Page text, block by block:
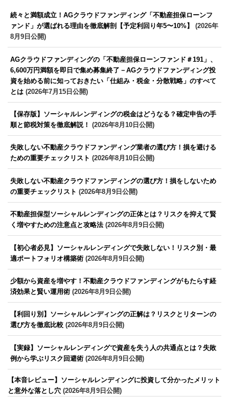
続々と満額成立！AGクラウドファンディング「不動産担保ローンフ
ァンド」が選ばれる理由を徹底解剖【予定利回り年5〜10%】
(2026年
8月9日公開)
AGクラウドファンディングの「不動産担保ローンファンド＃191」、
6,600万円満額を即日で集め募集終了－AGクラウドファンディング投
資を始める前に知っておきたい「仕組み・税金・分散戦略」のすべて
とは (2026年7月15日公開)
【保存版】ソーシャルレンディングの税金はどうなる？確定申告の手
順と節税対策を徹底解説！ (2026年8月10日公開)
失敗しない不動産クラウドファンディング業者の選び方！損を避ける
ための重要チェックリスト (2026年8月10日公開)
失敗しない不動産クラウドファンディングの選び方！損をしないため
の重要チェックリスト (2026年8月9日公開)
不動産担保型ソーシャルレンディングの正体とは？リスクを抑えて賢
く増やすための注意点と攻略法(2026年8月9日公開)
【初心者必見】ソーシャルレンディングで失敗しない！リスク別・最
適ポートフォリオ構築術 (2026年8月9日公開)
少額から資産を増やす！不動産クラウドファンディングがもたらす経
済効果と賢い運用術 (2026年8月9日公開)
【利回り別】ソーシャルレンディングの正解は？リスクとリターンの
選び方を徹底比較 (2026年8月9日公開)
【実録】ソーシャルレンディングで資産を失う人の共通点とは？失敗
例から学ぶリスク回避術 (2026年8月9日公開)
【本音レビュー】ソーシャルレンディングに投資して分かったメリット
と意外な落とし穴 (2026年8月9日公開)